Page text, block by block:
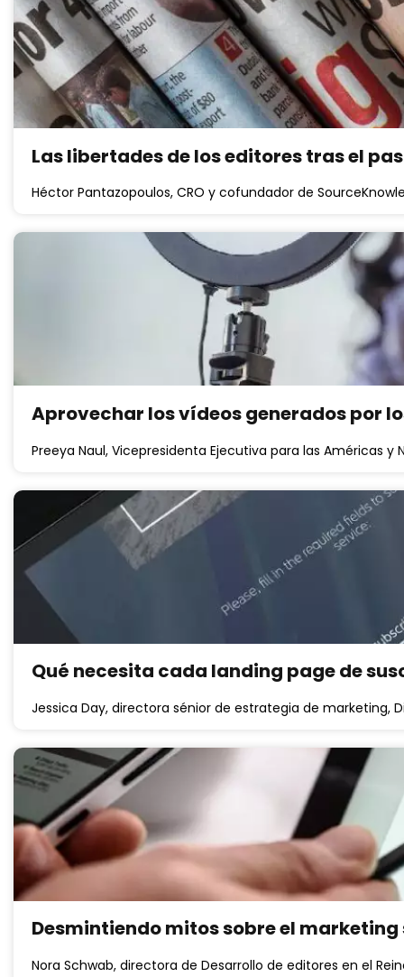
Las libertades de los editores tras el
Héctor Pantazopoulos, CRO y cofundador de
Aprovechar los vídeos generados por
Preeya Naul, Vicepresidenta Ejecutiva para las Américas
Qué necesita cada landing page de
Jessica Day, directora sénior de estrategia de marketing,
Desmintiendo mitos sobre el
Nora Schwab, directora de Desarrollo de editores en el